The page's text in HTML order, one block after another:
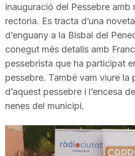
a
t
T
inauguració del Pessebre amb
rectoria. Es tracta d’una
d’enguany a la Bisbal del
conegut més detalls amb
pessebrista que ha participat
pessebre. També vam viure la
d’aquest pessebre i l’encesa
nenes del municipi.